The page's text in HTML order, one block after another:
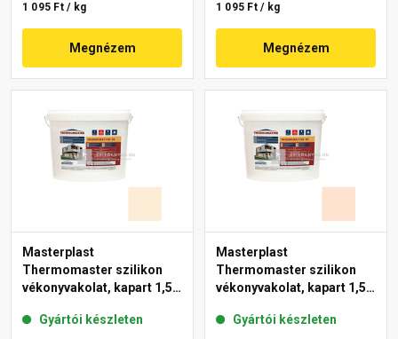
1 095 Ft / kg
Megnézem
1 095 Ft / kg
Megnézem
Masterplast
Thermomaster szilikon
vékonyvakolat, kapart 1,5
Gyártói készleten
Masterplast
Thermomaster szilikon
vékonyvakolat, kapart 1,5
Gyártói készleten